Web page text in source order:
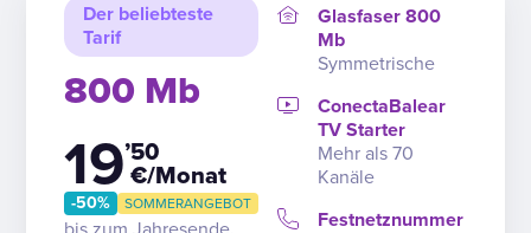
Der beliebteste
Tarif
800 Mb
19’50
€/Monat
-50% SOMMERANGEBOT
Glasfaser 800
Mb
Symmetrische
ConectaBalear
TV Starter
Mehr als 70
Kanäle
Festnetznummer